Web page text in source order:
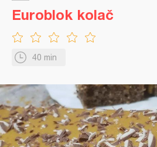
40 min
Euroblok kolač